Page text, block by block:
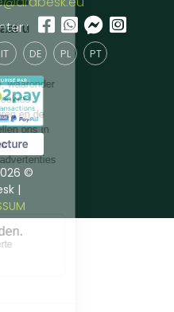
:
IT DE PL PT
©
|